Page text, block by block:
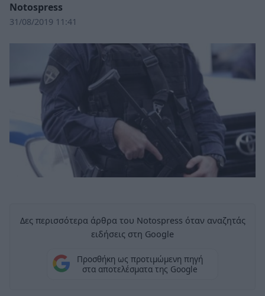
Notospress
31/08/2019 11:41
Δες περισσότερα άρθρα του Notospress όταν αναζητάς
ειδήσεις στη Google
Προσθήκη ως προτιμώμενη πηγή
στα αποτελέσματα της Google